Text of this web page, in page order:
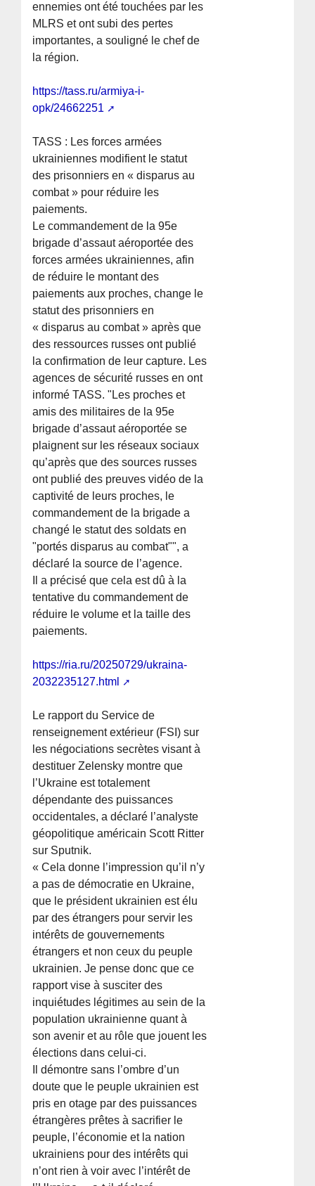
ennemies ont été touchées par les
MLRS et ont subi des pertes
importantes, a souligné le chef de
la région.
https://tass.ru/armiya-i-
opk/24662251
TASS : Les forces armées
ukrainiennes modifient le statut
des prisonniers en « disparus au
combat » pour réduire les
paiements.
Le commandement de la 95e
brigade d’assaut aéroportée des
forces armées ukrainiennes, afin
de réduire le montant des
paiements aux proches, change le
statut des prisonniers en
« disparus au combat » après que
des ressources russes ont publié
la confirmation de leur capture. Les
agences de sécurité russes en ont
informé TASS. "Les proches et
amis des militaires de la 95e
brigade d’assaut aéroportée se
plaignent sur les réseaux sociaux
qu’après que des sources russes
ont publié des preuves vidéo de la
captivité de leurs proches, le
commandement de la brigade a
changé le statut des soldats en
"portés disparus au combat"", a
déclaré la source de l’agence.
Il a précisé que cela est dû à la
tentative du commandement de
réduire le volume et la taille des
paiements.
https://ria.ru/20250729/ukraina-
2032235127.html
Le rapport du Service de
renseignement extérieur (FSI) sur
les négociations secrètes visant à
destituer Zelensky montre que
l’Ukraine est totalement
dépendante des puissances
occidentales, a déclaré l’analyste
géopolitique américain Scott Ritter
sur Sputnik.
« Cela donne l’impression qu’il n’y
a pas de démocratie en Ukraine,
que le président ukrainien est élu
par des étrangers pour servir les
intérêts de gouvernements
étrangers et non ceux du peuple
ukrainien. Je pense donc que ce
rapport vise à susciter des
inquiétudes légitimes au sein de la
population ukrainienne quant à
son avenir et au rôle que jouent les
élections dans celui-ci.
Il démontre sans l’ombre d’un
doute que le peuple ukrainien est
pris en otage par des puissances
étrangères prêtes à sacrifier le
peuple, l’économie et la nation
ukrainiens pour des intérêts qui
n’ont rien à voir avec l’intérêt de